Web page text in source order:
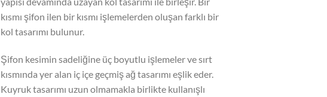
kısmı şifon ilen bir kısmı işlemelerden oluşan farklı bir
kol tasarımı bulunur.
Şifon kesimin sadeliğine üç boyutlu işlemeler ve sırt
kısmında yer alan iç içe geçmiş ağ tasarımı eşlik eder.
Kuyruk tasarımı uzun olmamakla birlikte kullanışlı